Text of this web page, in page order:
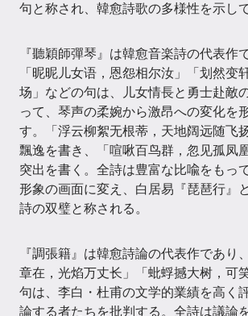
句と称され、韓愈詩歌の多様性を示し
『聽穎師彈琴』は韓愈音楽詩の代表作
「昵昵儿女语，恩怨相尔汝」「划然变
场」などの句は、儿女情長と勇士赴敵
って、琴声の柔婉から激昂への変化を
す。「浮云柳絮无根蒂，天地阔远随飞
飄逸を書き、「喧啾百鸟群，忽见孤凤
突出を書く。全詩は豊富な比喩をもっ
形象の画面に変え、白居易『琵琶行』
詩の双璧と称される。
『調張籍』は韓愈詩論の代表作であり
章在，光焰万丈长」「蚍蜉撼大树，可
句は、李白・杜甫の文学的業績を高く
論する者たちを批判する。全詩は議論